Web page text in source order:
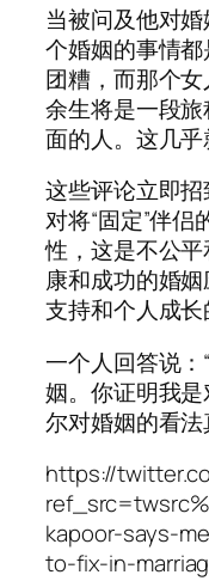
当被问及他对
个婚姻的事情
团糟，而那个
余生将是一段
面的人。这几
这些评论立即
对将“固定”伴
性，这是不公
康和成功的婚
支持和个人成长
一个人回答说
姻。你证明我是
尔对婚姻的看
https://
kapoor-says-
to-fix-in-